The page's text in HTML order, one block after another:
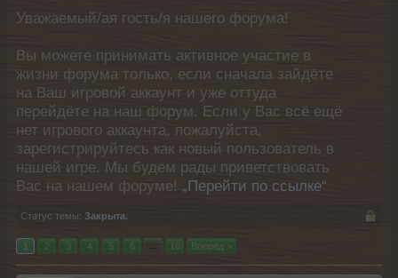
Уважаемый/ая гость/я нашего форума!
Вы можете принимать активное участие в
жизни форума только, если сначала зайдёте
на Ваш игровой аккаунт и уже оттуда
перейдёте на наш форум. Если у Вас всё ещё
нет игрового аккаунта, пожалуйста,
зарегистрируйтесь как новый пользователь в
нашей игре. Мы будем рады приветствовать
Вас на нашем форуме! „Перейти по ссылке“
Статус темы: Закрыта.
1 2 3 4 5 6 → 16 Вперёд >